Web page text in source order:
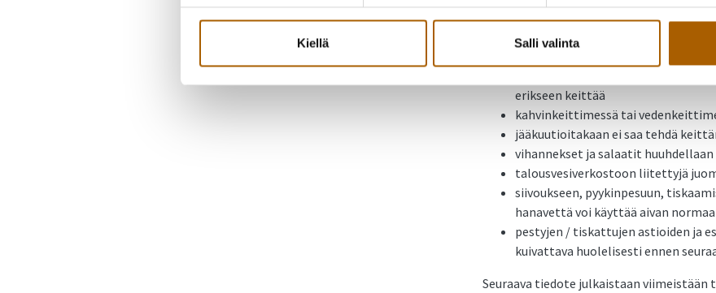
Kiellä Salli valinta
Kaikki ruoka- ja juomavesi on keitettävä
mikäli vesi kiehuu tai tulee
erikseen keittää
kahvinkeittimessä tai
jääkuutioitakaan ei saa tehdä
vihannekset ja salaatit
talousvesiverkostoon liitettyjä
siivoukseen, pyykinpesuun,
hanavettä voi käyttää aivan
pestyjen / tiskattujen astioiden ja
kuivattava huolelisesti ennen
Seuraava tiedote julkaistaan